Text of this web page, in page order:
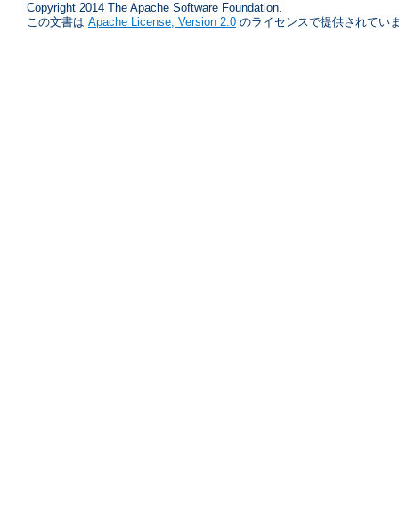
Copyright 2014 The Apache Software Foundation.
この文書は Apache License, Version 2.0 のライセンスで提供されてい